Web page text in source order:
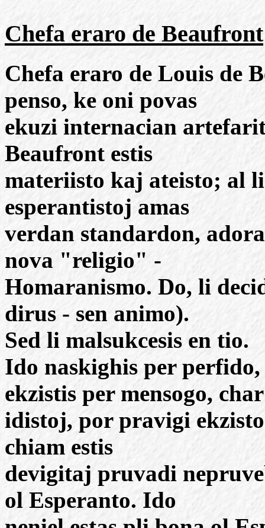
Chefa eraro de Beaufront
Chefa eraro de Louis de
penso, ke oni povas
ekuzi internacian
Beaufront estis
materiisto kaj ateisto; al
esperantistoj amas
verdan standardon,
nova "religio" -
Homaranismo. Do, li
dirus - sen animo).
Sed li malsukcesis en tio.
Ido naskighis per
ekzistis per mensogo, char
idistoj, por pravigi
chiam estis
devigitaj pruvadi
ol Esperanto. Ido